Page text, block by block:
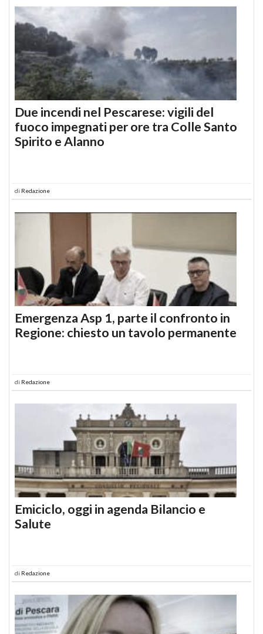
Due incendi nel Pescarese: vigili del
fuoco impegnati per ore tra Colle Santo
Spirito e Alanno
di Redazione
Emergenza Asp 1, parte il confronto in
Regione: chiesto un tavolo permanente
di Redazione
Emiciclo, oggi in agenda Bilancio e
Salute
di Redazione